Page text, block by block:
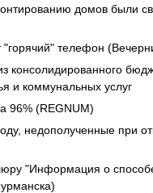
домов были
телефон
консолидированного
и коммунальных услуг
96% (REGNUM)
недополученные при
"Информация о